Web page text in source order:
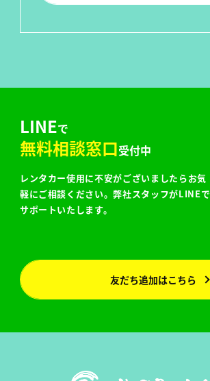
LINEで
無料相談窓口受付中
レンタカー使用に不安がございましたらお気
軽にご相談ください。弊社スタッフがLINEで
サポートいたします。
友だち追加はこちら